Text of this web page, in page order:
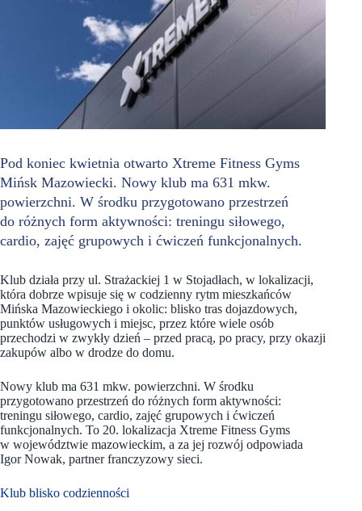
Pod koniec kwietnia otwarto Xtreme Fitness Gyms
Mińsk Mazowiecki. Nowy klub ma 631 mkw.
powierzchni. W środku przygotowano przestrzeń
do różnych form aktywności: treningu siłowego,
cardio, zajęć grupowych i ćwiczeń funkcjonalnych.
Klub działa przy ul. Strażackiej 1 w Stojadłach, w lokalizacji,
która dobrze wpisuje się w codzienny rytm mieszkańców
Mińska Mazowieckiego i okolic: blisko tras dojazdowych,
punktów usługowych i miejsc, przez które wiele osób
przechodzi w zwykły dzień – przed pracą, po pracy, przy okazji
zakupów albo w drodze do domu.
Nowy klub ma 631 mkw. powierzchni. W środku
przygotowano przestrzeń do różnych form aktywności:
treningu siłowego, cardio, zajęć grupowych i ćwiczeń
funkcjonalnych. To 20. lokalizacja Xtreme Fitness Gyms
w województwie mazowieckim, a za jej rozwój odpowiada
Igor Nowak, partner franczyzowy sieci.
Klub blisko codzienności